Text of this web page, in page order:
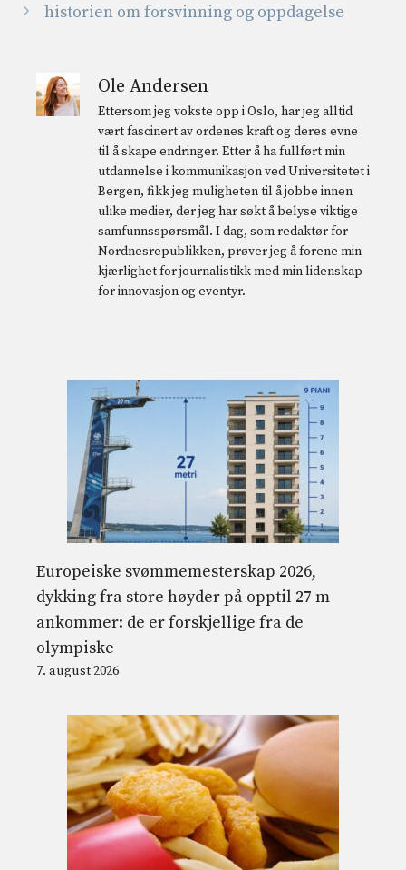
historien om forsvinning og oppdagelse
Ole Andersen
Ettersom jeg vokste opp i Oslo, har jeg alltid
vært fascinert av ordenes kraft og deres evne
til å skape endringer. Etter å ha fullført min
utdannelse i kommunikasjon ved Universitetet i
Bergen, fikk jeg muligheten til å jobbe innen
ulike medier, der jeg har søkt å belyse viktige
samfunnsspørsmål. I dag, som redaktør for
Nordnesrepublikken, prøver jeg å forene min
kjærlighet for journalistikk med min lidenskap
for innovasjon og eventyr.
Europeiske svømmemesterskap 2026,
dykking fra store høyder på opptil 27 m
ankommer: de er forskjellige fra de
olympiske
7. august 2026